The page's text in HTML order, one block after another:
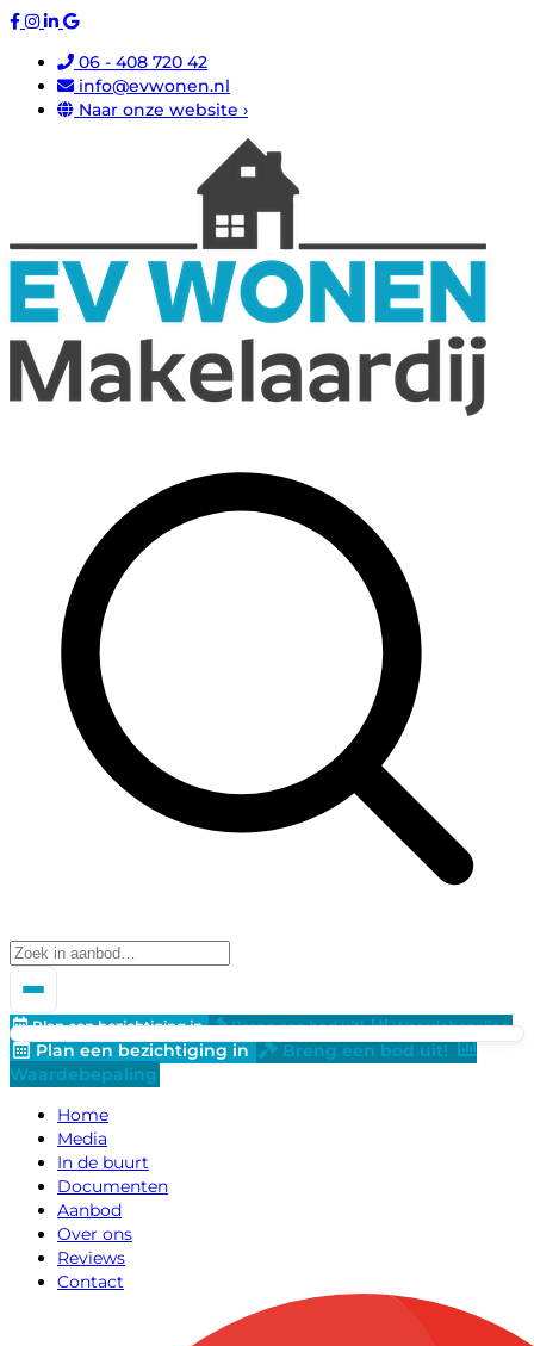
06 - 408 720 42
info@evwonen.nl
Naar onze website ›
Plan een bezichtiging in Breng een bod uit! Waardebepaling
Plan een bezichtiging in
Breng een bod uit!
Waardebepaling
Home
Media
In de buurt
Documenten
Aanbod
Over ons
Reviews
Contact